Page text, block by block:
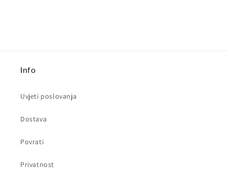
Info
Uvjeti poslovanja
Dostava
Povrati
Privatnost